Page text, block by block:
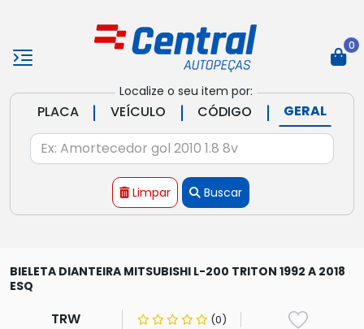
Localize o seu item por:
PLACA | VEÍCULO | CÓDIGO | GERAL
Limpar Buscar
0
BIELETA DIANTEIRA MITSUBISHI L-200 TRITON 1992 A 2018
ESQ
TRW (0)